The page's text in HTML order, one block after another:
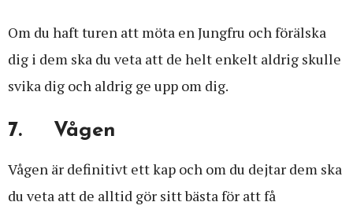
Om du haft turen att möta en Jungfru och förälska
dig i dem ska du veta att de helt enkelt aldrig skulle
svika dig och aldrig ge upp om dig.
7. Vågen
Vågen är definitivt ett kap och om du dejtar dem ska
du veta att de alltid gör sitt bästa för att få